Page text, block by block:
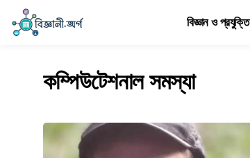
বিজ্ঞান ও প্রযুক্তি
কম্পিউটেশনাল সমস্যা